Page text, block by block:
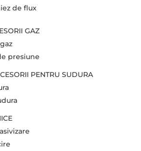
de flux
GAZ
presiune
PENTRU SUDURA